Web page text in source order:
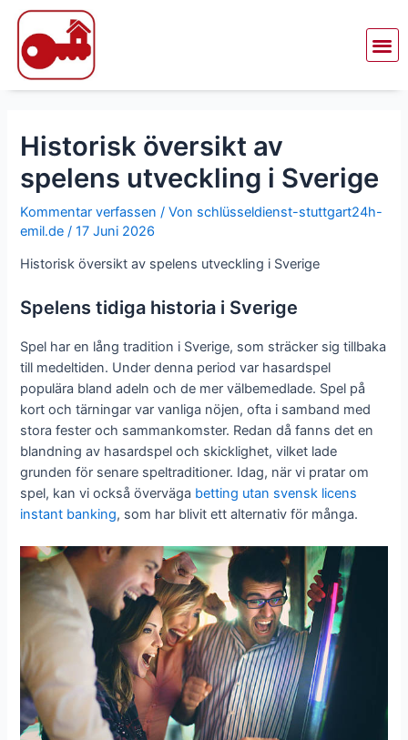
Zum
Inhalt
springen
Historisk översikt av
spelens utveckling i Sverige
Kommentar verfassen / Von schlüsseldienst-stuttgart24h-
emil.de/17 Juni 2026
Historisk översikt av spelens utveckling i Sverige
Spelens tidiga historia i Sverige
Spel har en lång tradition i Sverige, som sträcker sig tillbaka
till medeltiden. Under denna period var hasardspel
populära bland adeln och de mer välbemedlade. Spel på
kort och tärningar var vanliga nöjen, ofta i samband med
stora fester och sammankomster. Redan då fanns det en
blandning av hasardspel och skicklighet, vilket lade
grunden för senare speltraditioner. Idag, när vi pratar om
spel, kan vi också överväga betting utan svensk licens
instant banking, som har blivit ett alternativ för många.
Beitragsnavigation